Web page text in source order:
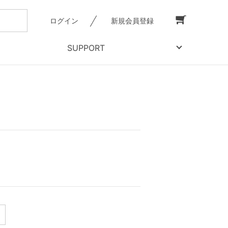
ログイン 新規会員登録
SUPPORT